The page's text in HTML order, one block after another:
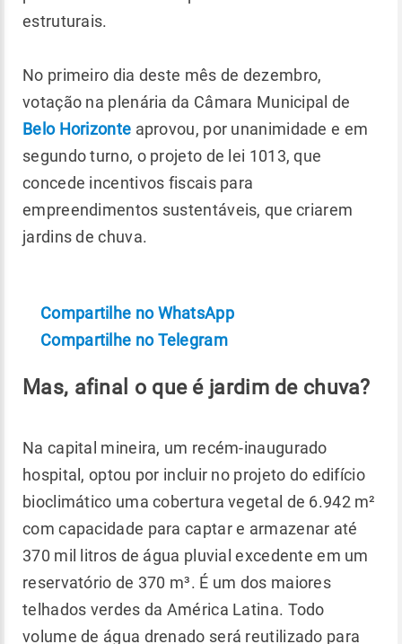
estruturais.
No primeiro dia deste mês de dezembro,
votação na plenária da Câmara Municipal de
Belo Horizonte aprovou, por unanimidade e em
segundo turno, o projeto de lei 1013, que
concede incentivos fiscais para
empreendimentos sustentáveis, que criarem
jardins de chuva.
Compartilhe no WhatsApp
Compartilhe no Telegram
Mas, afinal o que é jardim de chuva?
Na capital mineira, um recém-inaugurado
hospital, optou por incluir no projeto do edifício
bioclimático uma cobertura vegetal de 6.942 m²
com capacidade para captar e armazenar até
370 mil litros de água pluvial excedente em um
reservatório de 370 m³. É um dos maiores
telhados verdes da América Latina. Todo
volume de água drenado será reutilizado para